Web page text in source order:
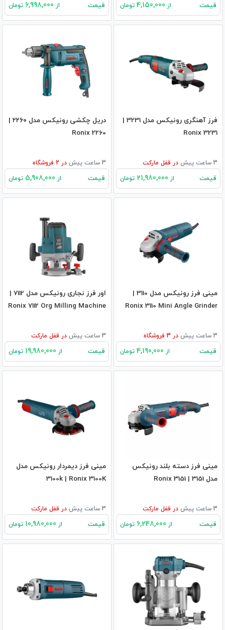
قیمت از تومان قیمت از تومان
فرز آهنگری رونیکس مدل 3231 |
Ronix 3231
3 ساعت پیش در قفل مارکت
قیمت از تومان
دریل چکشی رونیکس مدل ۲۲۶۰ |
Ronix 2260
3 ساعت پیش در فروشگاه
قیمت از تومان
مینی فرز رونیکس مدل 3110 |
Ronix 3110 Mini Angle Grinder
3 ساعت پیش در فروشگاه
قیمت از تومان
اور فرز نجاری رونیکس مدل 7112 |
Ronix 7112 Org Milling Machine
3 ساعت پیش در قفل مارکت
قیمت از تومان
مینی فرز دسته بلند رونیکس
مدل 3151 | Ronix 3151
3 ساعت پیش در قفل مارکت
قیمت از تومان
مینی فرز دیمردار رونیکس مدل
3100k | Ronix 3100K
3 ساعت پیش در قفل مارکت
قیمت از تومان